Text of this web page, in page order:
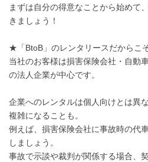
まずは自分の得意なことから始めて
きましょう！
★「BtoB」のレンタリースだからこ
当社のお客様は損害保険会社・自動
の法人企業が中心です。
企業へのレンタルは個人向けとは異
複雑になることも。
例えば、損害保険会社に事故時の代
しましょう。
事故で示談や裁判が関係する場合、